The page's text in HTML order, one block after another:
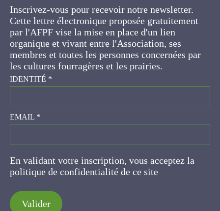
Cette lettre électronique proposée
gratuitement par l'AFPF vise la mise en place
d'un lien organique et vivant entre l'Association,
ses membres et toutes les personnes
concernées par les cultures fourragères et les
prairies.
IDENTITÉ*
EMAIL*
En validant votre inscription, vous acceptez la
politique de confidentialité de ce site
Valider